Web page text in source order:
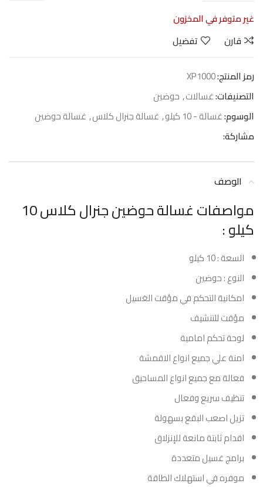
غير متوفر في المخزون
قارن
تفضيل
رمز المنتج:XP1000
التصنيفات:غسالات, حوضين
الوسوم:غسالة - 10 كيلو , غسالة جنرال كلاس, غسالة حوضين
مشاركة:
الوصف
مواصفات غسالة حوضين جنرال كلاس 10
كيلو :
السعة : 10 كيلو
النوع : حوضين
امكانية التحكم في مؤقت الغسيل
مؤقت للتنشيف
لوحة تحكم امامية
امنة علي جميع انواع الاقمشة
فعالة مع جميع انواع المساحيق
تنظيف سريع وفعال
تزيل اصعب البقع بسهولة
اقدام ثابتة مانعة للإنزلاق
برامج غسيل متعددة
موفره في استهلاك الطاقة